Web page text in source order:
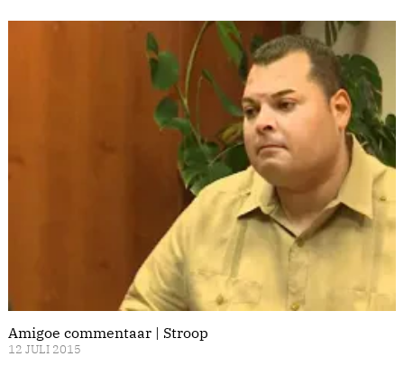
Amigoe commentaar | Stroop
12 JULI 2015